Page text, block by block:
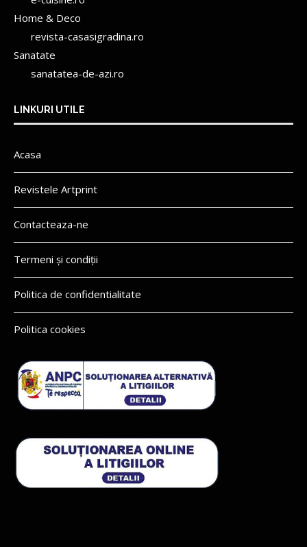
Home & Deco
revista-casasigradina.ro
Sanatate
sanatatea-de-azi.ro
LINKURI UTILE
Acasa
Revistele Artprint
Contacteaza-ne
Termeni și condiții
Politica de confidentialitate
Politica cookies